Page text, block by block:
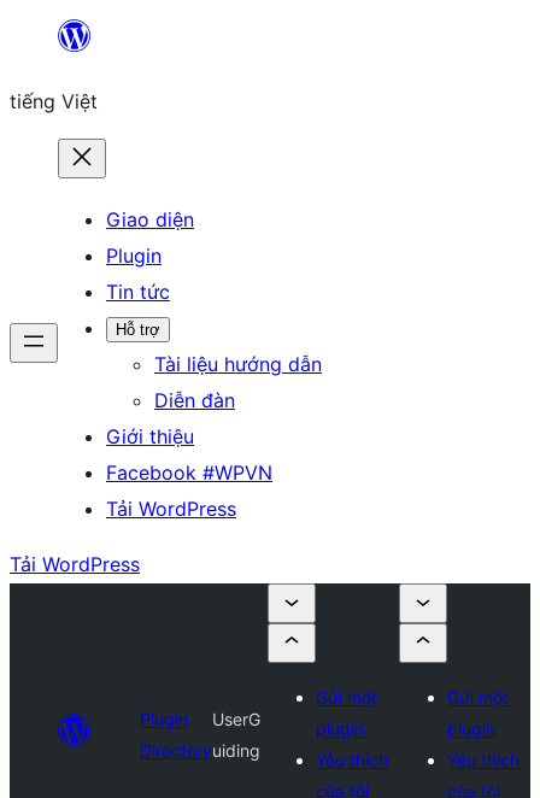
Chuyển
phần
tiếng Việt
Giao diện
Plugin
Tin tức
Hỗ trợ
Tài liệu hướng dẫn
Diễn đàn
Giới thiệu
Facebook #WPVN
Tải WordPress
Tải WordPress
Plugin
Directory
UserG
uiding
Gửi một
plugin
Yêu thích
của tôi
Gửi một
plugin
Yêu thích
của tôi